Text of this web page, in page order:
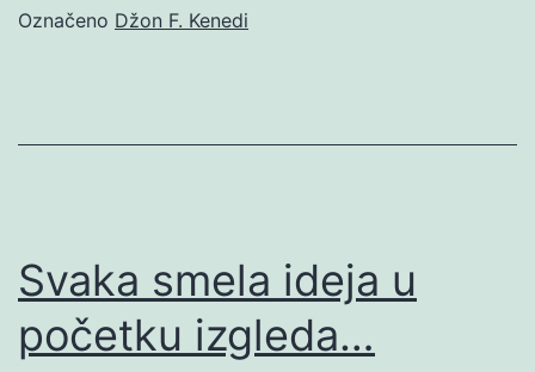
Označeno Džon F. Kenedi
Svaka smela ideja u
početku izgleda…